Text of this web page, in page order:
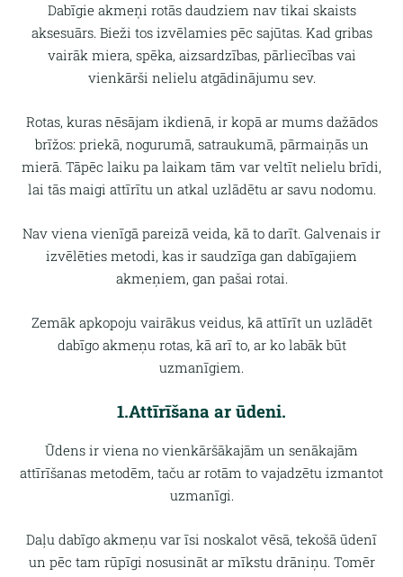
Dabīgie akmeņi rotās daudziem nav tikai skaists
aksesuārs. Bieži tos izvēlamies pēc sajūtas. Kad gribas
vairāk miera, spēka, aizsardzības, pārliecības vai
vienkārši nelielu atgādinājumu sev.
Rotas, kuras nēsājam ikdienā, ir kopā ar mums dažādos
brīžos: priekā, nogurumā, satraukumā, pārmaiņās un
mierā. Tāpēc laiku pa laikam tām var veltīt nelielu brīdi,
lai tās maigi attīrītu un atkal uzlādētu ar savu nodomu.
Nav viena vienīgā pareizā veida, kā to darīt. Galvenais ir
izvēlēties metodi, kas ir saudzīga gan dabīgajiem
akmeņiem, gan pašai rotai.
Zemāk apkopoju vairākus veidus, kā attīrīt un uzlādēt
dabīgo akmeņu rotas, kā arī to, ar ko labāk būt
uzmanīgiem.
1.Attīrīšana ar ūdeni.
Ūdens ir viena no vienkāršākajām un senākajām
attīrīšanas metodēm, taču ar rotām to vajadzētu izmantot
uzmanīgi.
Daļu dabīgo akmeņu var īsi noskalot vēsā, tekošā ūdenī
un pēc tam rūpīgi nosusināt ar mīkstu drāniņu. Tomēr